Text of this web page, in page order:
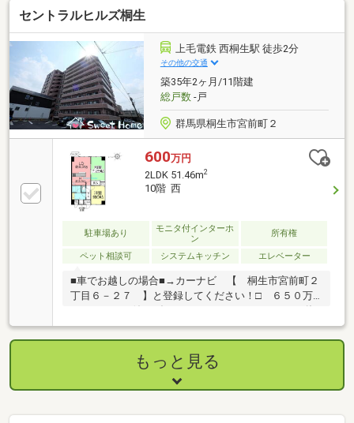
富なスタッフが在籍！迅速な対応を心掛けておりま
す。・お問合せを受けてから即日ご対応をさせていた
だきます。・その他物件情報も多数ございます！お気
軽にお問い合わせください。
セントラルヒルズ桐生
上毛電鉄 西桐生駅 徒歩2分
その他の交通
築35年2ヶ月/11階建
総戸数-戸
群馬県桐生市宮前町２
600万円
2LDK 51.46m2
10階 西
駐車場あり
モニタ付インターホ
ン
所有権
ペット相談可 システムキッチン エレベーター
■車でお越しの場合■→カーナビ 【 桐生市宮前町２
丁目６－２７ 】と登録してください！□ ６５０万
→６００万へ値下げしました♪■ セントラルヒルズ桐
生♪■ 通勤通学に便利なアクセス♪■ 桐生駅まで徒歩
５分♪■ 生活感が隠せる扉付の洗濯機置き場♪■ 内覧
可能です♪※ 近隣貸し駐車場あり＊＊☆＊＊ ーー
Ｌｉｆｅ Ｉｎｆｏｒｍａｔｉｏｎ ーー ＊＊☆＊
＊□ 西小学校：徒歩９分♪□ 中央中学校：徒歩１５
生宮前町郵便局：徒歩６分♪□ ＭＥＧＡドン・キホー
もっと見る